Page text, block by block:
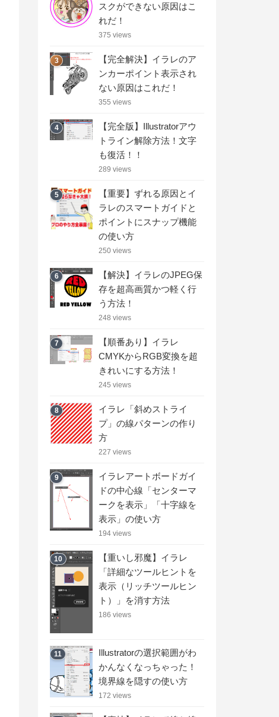
スクができない原因はこ
れだ！
375 views
3
【完全解決】イラレのア
ンカーポイント表示され
ない原因はこれだ！
355 views
4
【完全版】Illustratorアウ
トライン解除方法！文字
も復活！！
289 views
5
【重要】ずれる原因とイ
ラレのスマートガイドと
ポイントにスナップ機能
の使い方
250 views
6
【解決】イラレのJPEG保
存を超高画質かつ軽く行
う方法！
248 views
7
【順番あり】イラレ
CMYKからRGB変換を超
きれいにする方法！
245 views
8
イラレ「斜めストライ
プ」の線パターンの作り
方
227 views
9
イラレアートボードガイ
ドの中心線「センターマ
ークを表示」「十字線を
表示」の使い方
194 views
10
【重いし邪魔】イラレ
「詳細なツールヒントを
表示（リッチツールヒン
ト）」を消す方法
186 views
11
Illustratorの選択範囲がわ
かんなくなっちゃった！
境界線を隠すの使い方
172 views